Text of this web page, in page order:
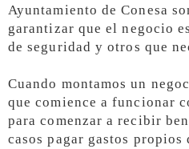
Ayuntamiento de Conesa
garantizar que el negocio
de seguridad y otros que
Cuando montamos un
que comience a funcionar
para comenzar a recibir
casos pagar gastos